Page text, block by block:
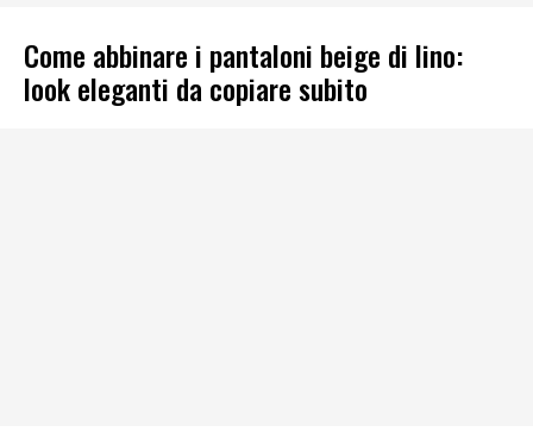
Come abbinare i pantaloni beige di lino:
look eleganti da copiare subito